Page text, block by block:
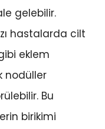
gelebilir.
hastalarda cilt
eklem
nodüller
Bu
birikimi